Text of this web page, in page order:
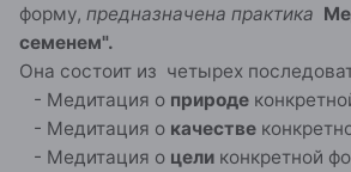
форму, предназначена практика
семенем".
Она состоит из четырех
- Медитация о природе
- Медитация о качестве
- Медитация о цели конкретной